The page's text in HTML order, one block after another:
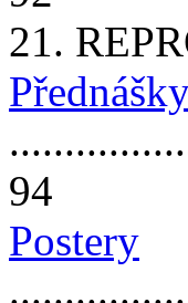
21.
94
Postery